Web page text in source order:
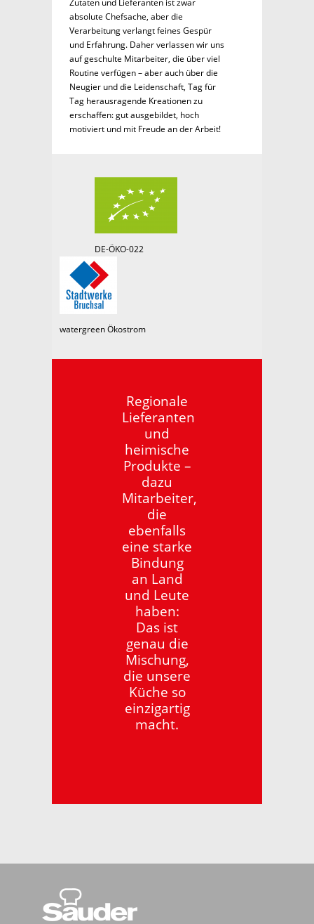
absolute Chefsache, aber die
Verarbeitung verlangt feines Gespür
und Erfahrung. Daher verlassen wir uns
auf geschulte Mitarbeiter, die über viel
Routine verfügen – aber auch über die
Neugier und die Leidenschaft, Tag für
Tag herausragende Kreationen zu
erschaffen: gut ausgebildet, hoch
motiviert und mit Freude an der Arbeit!
DE-ÖKO-022
watergreen Ökostrom
Regionale
Lieferanten
und
heimische
Produkte –
dazu
Mitarbeiter,
die
ebenfalls
eine starke
Bindung
an Land
und Leute
haben:
Das ist
genau die
Mischung,
die unsere
Küche so
einzigartig
macht.